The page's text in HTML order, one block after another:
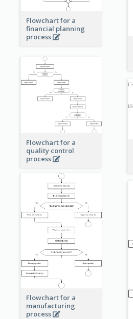
Flowchart for a
financial planning
process
Flowchart for a
quality control
process
Flowchart for a
manufacturing
process